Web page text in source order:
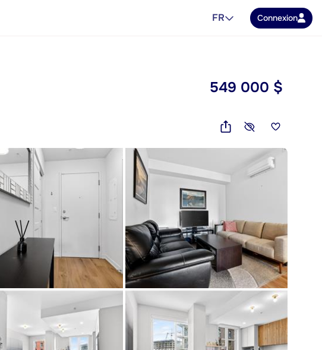
FR Connexion
549 000 $